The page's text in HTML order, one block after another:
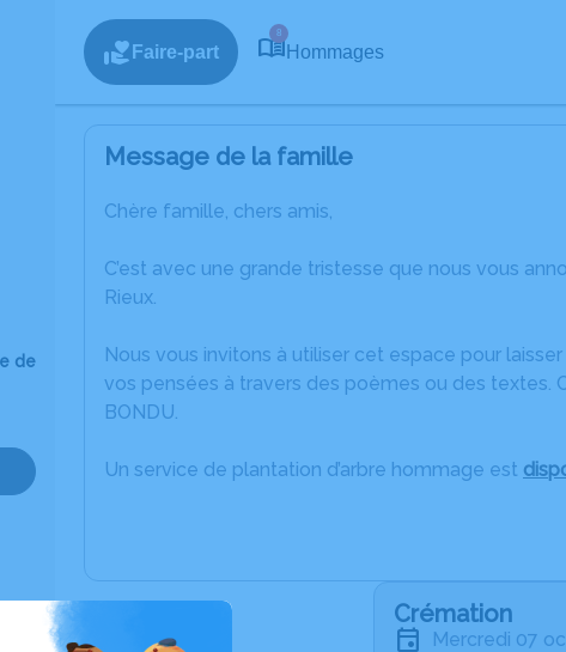
de
Faire-part
8
Hommages
Message de la famille
Chère famille, chers amis,
C’est avec une grande tristesse que nous vous
Rieux.
Nous vous invitons à utiliser cet espace pour
vos pensées à travers des poèmes ou des textes.
BONDU.
Un service de plantation d’arbre hommage est
Crémation
mercredi 07